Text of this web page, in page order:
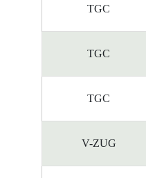
TGC
TGC
TGC
V-ZUG